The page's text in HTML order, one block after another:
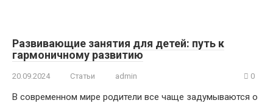
Развивающие занятия для детей: путь к
гармоничному развитию
20.09.2024 Статьи admin 0
В современном мире родители все чаще задумываются о